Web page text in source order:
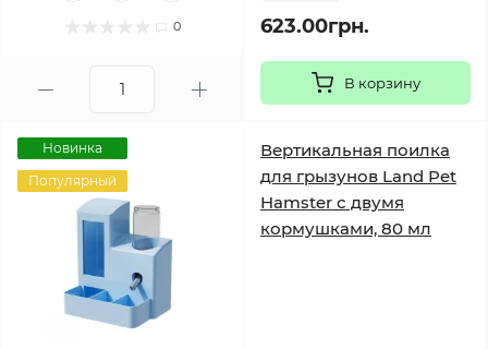
0 623.00грн.
В корзину
Новинка
Популярный
Вертикальная поилка
для грызунов Land Pet
Hamster с двумя
кормушками, 80 мл